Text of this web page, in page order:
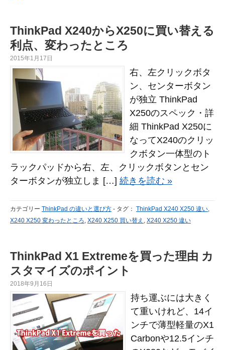
ThinkPad X240からX250に買い替える
利点、変わったところ
2015年1月17日
右、左クリックボタ
ン、センターボタン
が独立 ThinkPad
X250のスペック・詳
細 ThinkPad X250に
なってX240のクリッ
クボタン一体型のト
ラックパッドから右、左、クリックボタンとセン
ターボタンが独立しま […] 続きを読む »
カテゴリー ThinkPad の違いと選び方 - タグ： ThinkPad X240 X250 違い,
X240 X250 変わったところ, X240 X250 買い替え , X240 X250 違い
ThinkPad X1 Extremeを買った理由 カ
スタマイズのポイント
2018年9月16日
持ち運ぶには大きく
て重いけれど、14イ
ンチで薄型軽量のX1
Carbonや12.5インチ